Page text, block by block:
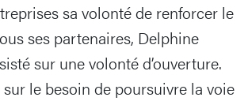
sa volonté de renforcer le
ses partenaires, Delphine
sur une volonté d’ouverture.
le besoin de poursuivre la voie